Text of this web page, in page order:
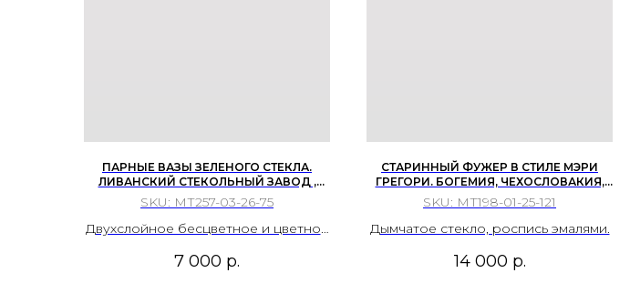
ПАРНЫЕ ВАЗЫ ЗЕЛЕНОГО СТЕКЛА.
ЛИВАНСКИЙ СТЕКОЛЬНЫЙ ЗАВОД ,
ЛАТВИЙСКАЯ ССР, КОНЕЦ 1970Х-1980-Е
ГОДЫ
SKU: МТ257-03-26-75
Двухслойное бесцветное и цветное
7 000 р.
СТАРИННЫЙ ФУЖЕР В СТИЛЕ МЭРИ
ГРЕГОРИ. БОГЕМИЯ, ЧЕХОСЛОВАКИЯ,
ПЕРВАЯ ПОЛ. ХХ ВЕКА.
SKU: МТ198-01-25-121
Дымчатое стекло, роспись эмалями.
14 000 р.